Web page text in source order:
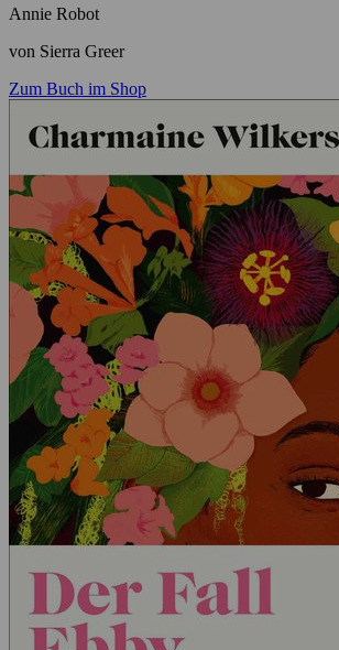
Annie Robot
von Sierra Greer
Zum Buch im Shop